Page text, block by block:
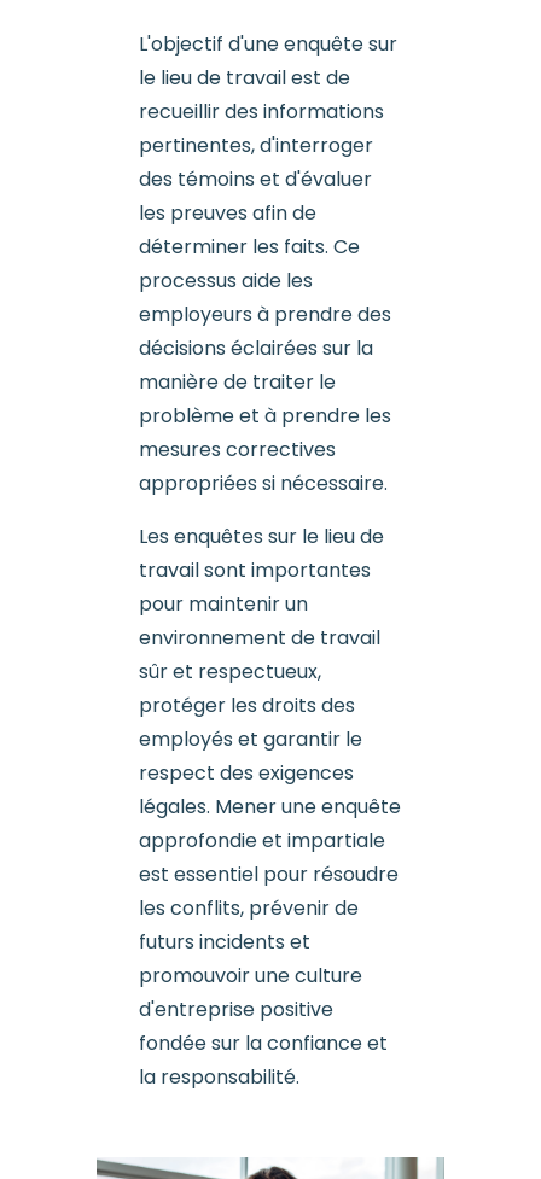
L'objectif d'une enquête sur
le lieu de travail est de
recueillir des informations
pertinentes, d'interroger
des témoins et d'évaluer
les preuves afin de
déterminer les faits. Ce
processus aide les
employeurs à prendre des
décisions éclairées sur la
manière de traiter le
problème et à prendre les
mesures correctives
appropriées si nécessaire.
Les enquêtes sur le lieu de
travail sont importantes
pour maintenir un
environnement de travail
sûr et respectueux,
protéger les droits des
employés et garantir le
respect des exigences
légales. Mener une enquête
approfondie et impartiale
est essentiel pour résoudre
les conflits, prévenir de
futurs incidents et
promouvoir une culture
d'entreprise positive
fondée sur la confiance et
la responsabilité.